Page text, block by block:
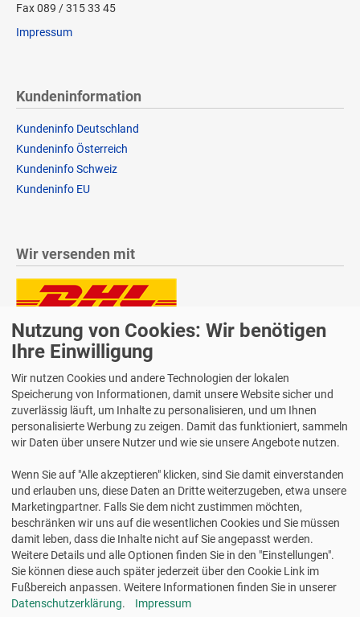
Fax 089 / 315 33 45
Impressum
Kundeninformation
Kundeninfo Deutschland
Kundeninfo Österreich
Kundeninfo Schweiz
Kundeninfo EU
Wir versenden mit
Lieferung auch an Packstationen und Postfilialen
Samstagszustellung
Bequeme Zahlung über Paypal
2 Jahre Gewährleistung
Alle Texte, Grafiken, Bilder und das Layout sind urheberrechtlich
geschützt und dürfen nicht ohne ausdrückliche, schriftliche
Erlaubnis weiterverwendet werden.
© 2026 bits&paper GmbH - Avery Zweckform Fachshop -
Chronoplan Kalendereinlagen 2027 kaufen | Avery Zweckform
Nutzung von Cookies: Wir benötigen
Ihre Einwilligung
Wir nutzen Cookies und andere Technologien der lokalen
Speicherung von Informationen, damit unsere Website sicher und
zuverlässig läuft, um Inhalte zu personalisieren, und um Ihnen
personalisierte Werbung zu zeigen. Damit das funktioniert, sammeln
wir Daten über unsere Nutzer und wie sie unsere Angebote nutzen.
Wenn Sie auf "Alle akzeptieren" klicken, sind Sie damit einverstanden
und erlauben uns, diese Daten an Dritte weiterzugeben, etwa unsere
Marketingpartner. Falls Sie dem nicht zustimmen möchten,
beschränken wir uns auf die wesentlichen Cookies und Sie müssen
damit leben, dass die Inhalte nicht auf Sie angepasst werden.
Weitere Details und alle Optionen finden Sie in den "Einstellungen".
Sie können diese auch später jederzeit über den Cookie Link im
Fußbereich anpassen. Weitere Informationen finden Sie in unserer
Datenschutzerklärung. Impressum